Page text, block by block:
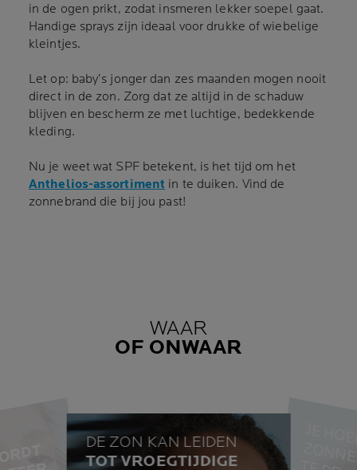
in de ogen prikt, zodat insmeren lekker soepel gaat.
Handige sprays zijn ideaal voor drukke of wiebelige
kleintjes.
Let op: baby’s jonger dan zes maanden mogen nooit
direct in de zon. Zorg dat ze altijd in de schaduw
blijven en bescherm ze met luchtige, bedekkende
kleding.
Nu je weet wat SPF betekent, is het tijd om het
Anthelios-assortiment in te duiken. Vind de
zonnebrand die bij jou past!
WAAR
OF ONWAAR
DE ZON KAN LEIDEN
TOT VROEGTIJDIGE